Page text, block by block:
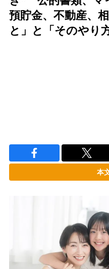
預貯金、不動産、
と」と「そのやり方
本